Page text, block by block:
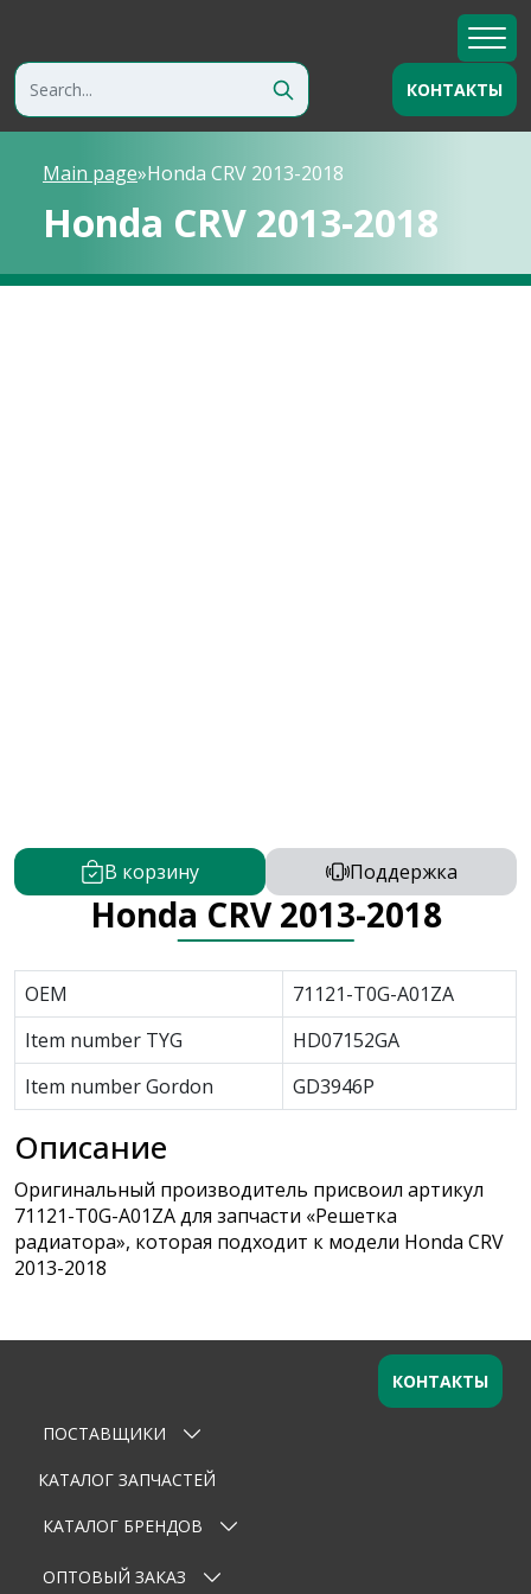
КОНТАКТЫ
Main page»Honda CRV 2013-2018
Honda CRV 2013-2018
В корзину Поддержка
Honda CRV 2013-2018
OEM
71121-T0G-A01ZA
Item number TYG
HD07152GA
Item number Gordon
GD3946P
Описание
Оригинальный производитель присвоил артикул
71121-T0G-A01ZA для запчасти «Решетка
радиатора», которая подходит к модели Honda CRV
2013-2018
Оставьте заявку
Ваше имя
Email
Телефон
ПОСТАВЩИКИ
КАТАЛОГ ЗАПЧАСТЕЙ
КАТАЛОГ БРЕНДОВ
ОПТОВЫЙ ЗАКАЗ
КОНТАКТЫ